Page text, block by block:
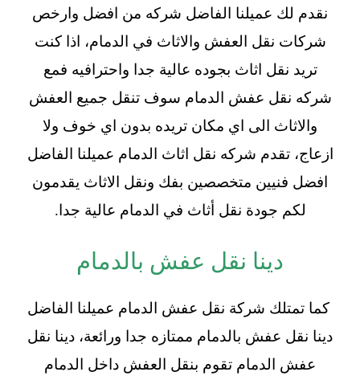
نقدم لك عميلنا الفاضل شركه من افضل وارخص
شركات نقل العفش والاثاث في الدمام، اذا كنت
تريد نقل اثاث بجوده عالية جدا واحترافيه فمع
شركه نقل عفش الدمام سوف تنقل جميع العفش
والاثاث الى اي مكان تريده بدون اي خوف ولا
ازعاج، تقدم شركه نقل اثاث الدمام عميلنا الفاضل
افضل فنيين متخصصين بفك ونقل الاثاث يقدمون
لكم جودة نقل أثاث في الدمام عالية جدا.
دينا نقل عفش بالدمام
كما تمتلك شركة نقل عفش الدمام عميلنا الفاضل
دينا نقل عفش بالدمام ممتازه جدا ورائعة، دينا نقل
عفش الدمام تقوم بنقل العفش داخل الدمام